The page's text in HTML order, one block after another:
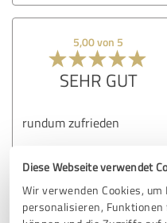
Diese Webseite verwendet
Wir verwenden Cookies,
personalisieren,
5,00 von 5
SEHR GUT
rundum zufrieden
Erfahrungsbericht &
hano-Küchen GmbH & Co